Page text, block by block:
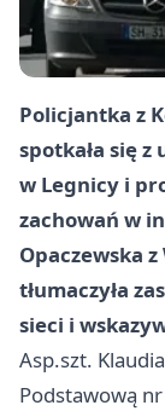
Policjantka z
spotkała się z
w Legnicy i
zachowań w
Opaczewska
tłumaczyła
sieci i
Asp.szt.
Podstawową